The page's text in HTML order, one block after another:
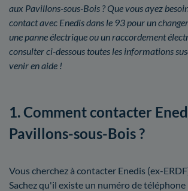
aux Pavillons-sous-Bois ? Que vous ayez
contact avec Enedis dans le 93 pour un
une panne électrique ou un raccordement
consulter ci-dessous toutes les informations
venir en aide !
1. Comment contacter
Pavillons-sous-Bois ?
Vous cherchez à contacter Enedis (ex-
Sachez qu'il existe un numéro de